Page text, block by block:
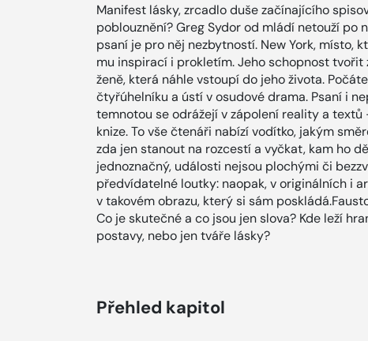
Manifest lásky, zrcadlo duše začínajícího
poblouznění? Greg Sydor od mládí netouží po
psaní je pro něj nezbytností. New York, místo,
mu inspirací i prokletím. Jeho schopnost
ženě, která náhle vstoupí do jeho života.
čtyřúhelníku a ústí v osudové drama. Psaní i
temnotou se odrážejí v zápolení reality a textů
knize. To vše čtenáři nabízí vodítko, jakým
zda jen stanout na rozcestí a vyčkat, kam ho
jednoznačný, události nejsou plochými či
předvídatelné loutky: naopak, v originálních i
v takovém obrazu, který si sám
Co je skutečné a co jsou jen slova? Kde leží
postavy, nebo jen tváře lásky?
Přehled kapitol